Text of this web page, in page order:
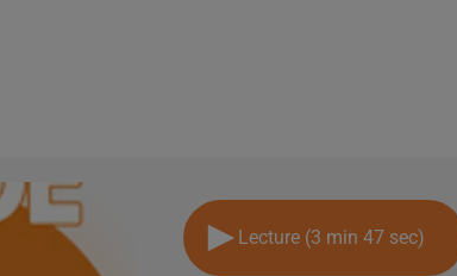
Lecture (3 min 47 sec)